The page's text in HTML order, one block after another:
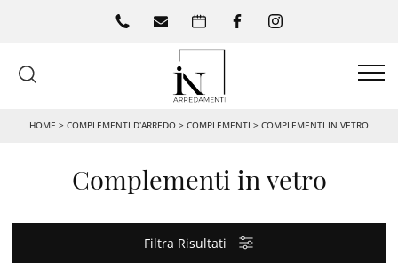
HOME > COMPLEMENTI D’ARREDO > COMPLEMENTI > COMPLEMENTI IN VETRO
Complementi in vetro
Filtra Risultati